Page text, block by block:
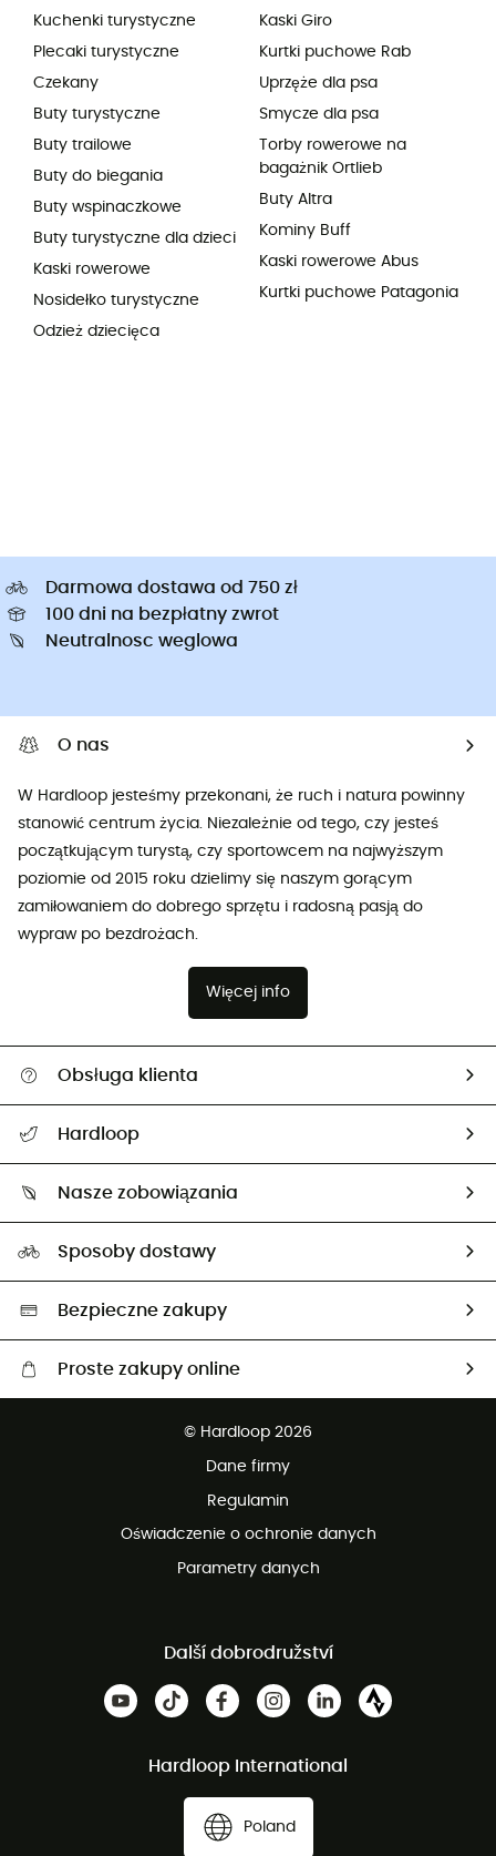
Kuchenki turystyczne
Plecaki turystyczne
Czekany
Buty turystyczne
Buty trailowe
Buty do biegania
Buty wspinaczkowe
Buty turystyczne dla dzieci
Kaski rowerowe
Nosidełko turystyczne
Odzież dziecięca
Kaski Giro
Kurtki puchowe Rab
Uprzęże dla psa
Smycze dla psa
Torby rowerowe na
bagażnik Ortlieb
Buty Altra
Kominy Buff
Kaski rowerowe Abus
Kurtki puchowe Patagonia
Darmowa dostawa od 750 zł
100 dni na bezpłatny zwrot
Neutralnosc weglowa
O nas
W Hardloop jesteśmy przekonani, że ruch i natura powinny
stanowić centrum życia. Niezależnie od tego, czy jesteś
początkującym turystą, czy sportowcem na najwyższym
poziomie od 2015 roku dzielimy się naszym gorącym
zamiłowaniem do dobrego sprzętu i radosną pasją do
wypraw po bezdrożach.
Więcej info
Obsługa klienta
Śledzenie przesyłki
Zwrot artykułów i zwrot środków
Hardloop
Ambasadorzy
Nasze zobowiązania
Neutralność węglowa
Wybrane produkty eko
Sposoby dostawy
Bezpieczne zakupy
Proste zakupy online
© Hardloop 2026
Dane firmy
Regulamin
Oświadczenie o ochronie danych
Parametry danych
Další dobrodružství
Hardloop International
Poland